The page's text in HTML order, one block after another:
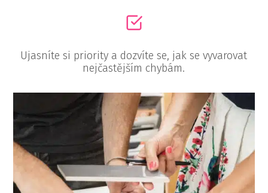
Ujasníte si priority a dozvíte se, jak se vyvarovat
nejčastějším chybám.